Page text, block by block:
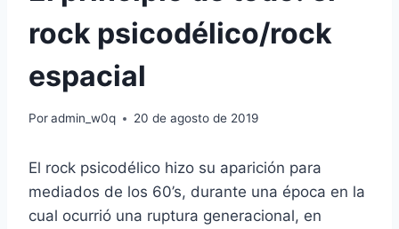
rock psicodélico/rock
espacial
Poradmin_w0q 20 de agosto de 2019
El rock psicodélico hizo su aparición para
mediados de los 60’s, durante una época en la
cual ocurrió una ruptura generacional, en